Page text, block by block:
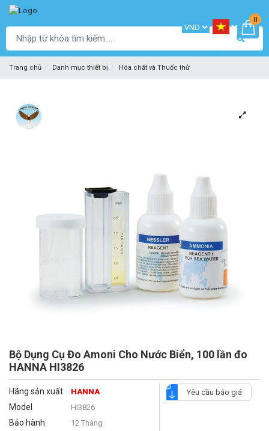
0
Trang chủ Danh mục thiết bị Hóa chất và Thuốc thử
Bộ Dụng Cụ Đo Amoni Cho Nước Biển, 100 lần đo
HANNA HI3826
Hãng sản xuất HANNA
Model HI3826
Bảo hành 12 Tháng
Yêu cầu báo giá